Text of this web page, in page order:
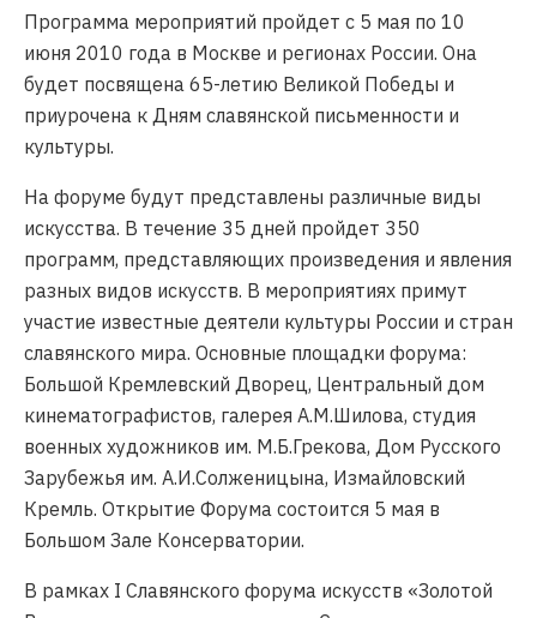
Программа мероприятий пройдет с 5 мая по 10
июня 2010 года в Москве и регионах России. Она
будет посвящена 65-летию Великой Победы и
приурочена к Дням славянской письменности и
культуры.
На форуме будут представлены различные виды
искусства. В течение 35 дней пройдет 350
программ, представляющих произведения и явления
разных видов искусств. В мероприятиях примут
участие известные деятели культуры России и стран
славянского мира. Основные площадки форума:
Большой Кремлевский Дворец, Центральный дом
кинематографистов, галерея А.М.Шилова, студия
военных художников им. М.Б.Грекова, Дом Русского
Зарубежья им. А.И.Солженицына, Измайловский
Кремль. Открытие Форума состоится 5 мая в
Большом Зале Консерватории.
В рамках I Славянского форума искусств «Золотой